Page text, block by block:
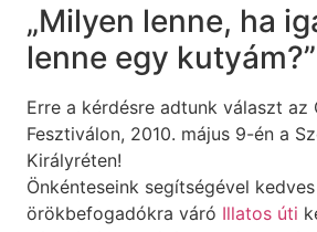
„Milyen lenne, ha
lenne egy kutyám?”
Erre a kérdésre adtunk választ az
Fesztiválon, 2010. május 9-én a
Királyréten!
Önkénteseink segítségével
örökbefogadókra váró Illatos úti